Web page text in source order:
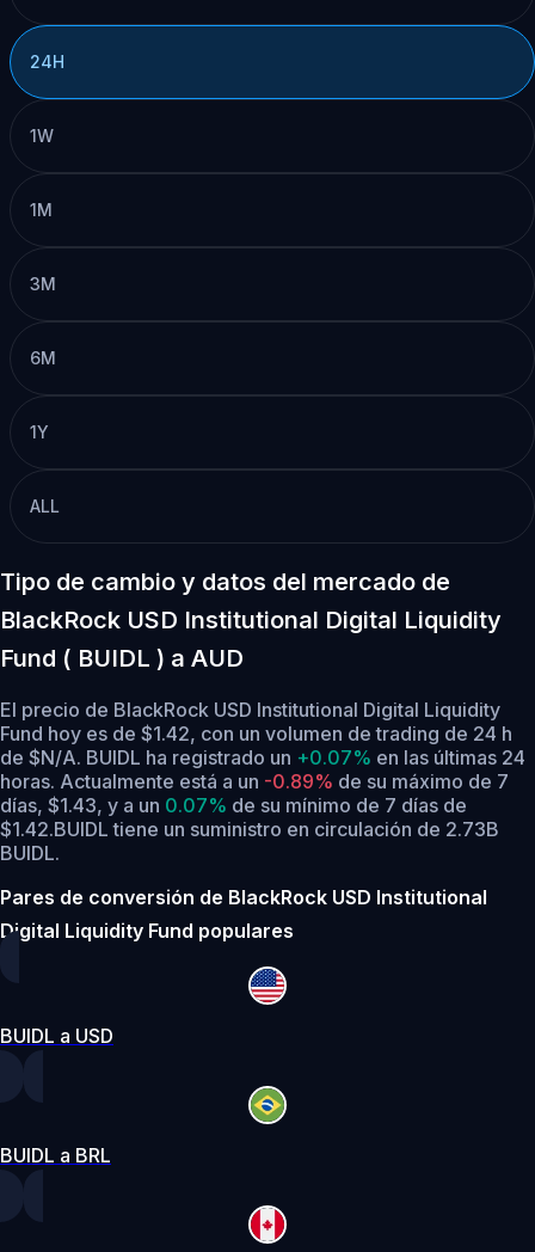
24H
1W
1M
3M
6M
1Y
ALL
Tipo de cambio y datos del mercado de
BlackRock USD Institutional Digital Liquidity
Fund ( BUIDL ) a AUD
El precio de BlackRock USD Institutional Digital Liquidity
Fund hoy es de $1.42, con un volumen de trading de 24 h
de $N/A. BUIDL ha registrado un +0.07% en las últimas 24
horas. Actualmente está a un -0.89% de su máximo de 7
días, $1.43, y a un 0.07% de su mínimo de 7 días de
$1.42.BUIDL tiene un suministro en circulación de 2.73B
BUIDL.
Pares de conversión de BlackRock USD Institutional
Digital Liquidity Fund populares
BUIDL a USD
BUIDL a BRL